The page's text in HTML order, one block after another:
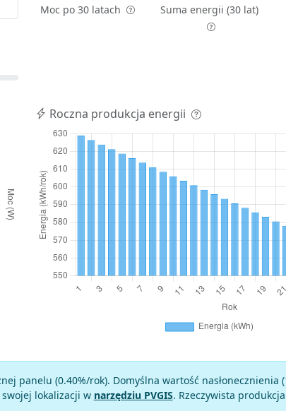
Moc po 30 latach Suma energii (30 lat)
Roczna produkcja energii
panelu (0.40%/rok). Domyślna wartość nasłonecznienia
lokalizacji w narzędziu PVGIS. Rzeczywista